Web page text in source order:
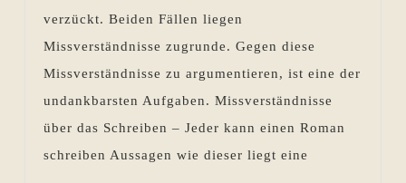
verzückt. Beiden Fällen liegen
Missverständnisse zugrunde. Gegen diese
Missverständnisse zu argumentieren, ist eine der
undankbarsten Aufgaben. Missverständnisse
über das Schreiben – Jeder kann einen Roman
schreiben Aussagen wie dieser liegt eine